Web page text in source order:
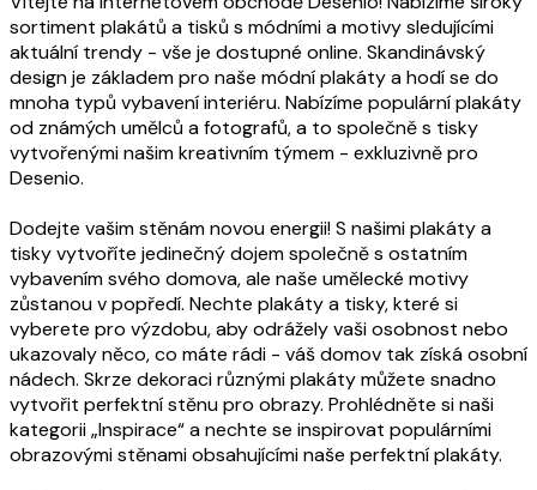
sortiment plakátů a tisků s módními a motivy sledujícími
aktuální trendy - vše je dostupné online. Skandinávský
design je základem pro naše módní plakáty a hodí se do
mnoha typů vybavení interiéru. Nabízíme populární plakáty
od známých umělců a fotografů, a to společně s tisky
vytvořenými našim kreativním týmem - exkluzivně pro
Desenio.
Dodejte vašim stěnám novou energii! S našimi plakáty a
tisky vytvoříte jedinečný dojem společně s ostatním
vybavením svého domova, ale naše umělecké motivy
zůstanou v popředí. Nechte plakáty a tisky, které si
vyberete pro výzdobu, aby odrážely vaši osobnost nebo
ukazovaly něco, co máte rádi - váš domov tak získá osobní
nádech. Skrze dekoraci různými plakáty můžete snadno
vytvořit perfektní stěnu pro obrazy. Prohlédněte si naši
kategorii „Inspirace“ a nechte se inspirovat populárními
obrazovými stěnami obsahujícími naše perfektní plakáty.